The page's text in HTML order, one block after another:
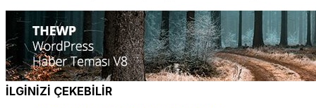
İLGİNİZİ ÇEKEBİLİR